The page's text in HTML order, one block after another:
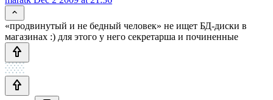
«продвинутый и не бедный человек» не ищет БД-диски в
магазинах :) для этого у него секретарша и починенные